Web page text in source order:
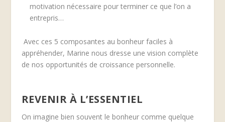
motivation nécessaire pour terminer ce que l’on a
entrepris…
Avec ces 5 composantes au bonheur faciles à
appréhender, Marine nous dresse une vision complète
de nos opportunités de croissance personnelle.
REVENIR À L’ESSENTIEL
On imagine bien souvent le bonheur comme quelque